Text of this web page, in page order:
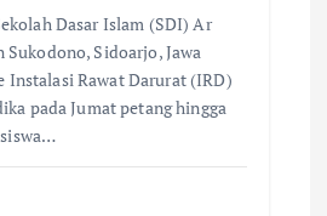
Dasar Islam (SDI) Ar
Sukodono, Sidoarjo, Jawa
Instalasi Rawat Darurat (IRD)
pada Jumat petang hingga